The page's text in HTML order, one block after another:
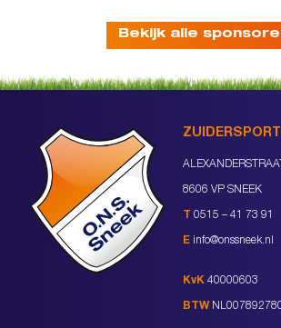
Bekijk alle
8606 VP SNEEK
T 0515 – 41 73 91
E info@onssneek.nl
KvK 40000603
BTW